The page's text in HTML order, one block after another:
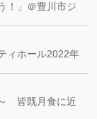
！」＠豊川市ジ
ィホール2022年
皆既月食に近